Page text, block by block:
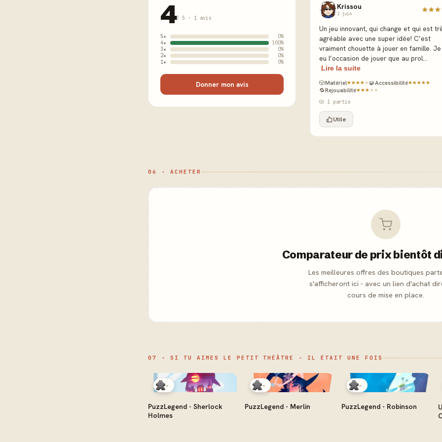
4/ 5 · 1 avis
5★
0%
4★
100%
3★
0%
2★
0%
1★
0%
Donner mon avis
Krissou
2 juin
Un jeu innovant, qui change et qui est
agréable avec une super idée! C’est
vraiment chouette à jouer en famille. Je
eu l’occasion de jouer que au prol...
Lire la suite
🎲Matériel 🧩Accessibilité
🔁Rejouabilité
🎲 1 partie
Utile
06 - ACHETER
Comparateur de prix bientôt
Les meilleures offres des boutiques
s'afficheront ici - avec un lien d'achat
cours de mise en place.
07 - SI TU AIMES LE PETIT THÉÂTRE - IL ÉTAIT UNE FOIS
-
PuzzLegend - Sherlock
Holmes
-
PuzzLegend - Merlin
-
PuzzLegend - Robinson